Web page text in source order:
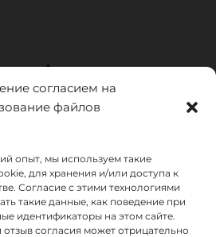
согласием на
файлов
опыт, мы используем такие
для хранения и/или доступа к
Согласие с этими технологиями
такие данные, как поведение при
идентификаторы на этом сайте.
отзыв согласия может отрицательно